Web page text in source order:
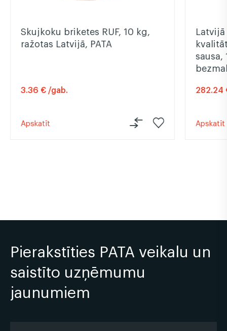
Skujkoku briketes RUF, 10 kg,
ražotas Latvijā, PATA
3.36 € /gab.
Apskatīt
sausa,
282.24
Apskatīt
Pierakstīties PATA veikalu un
saistīto uzņēmumu
jaunumiem